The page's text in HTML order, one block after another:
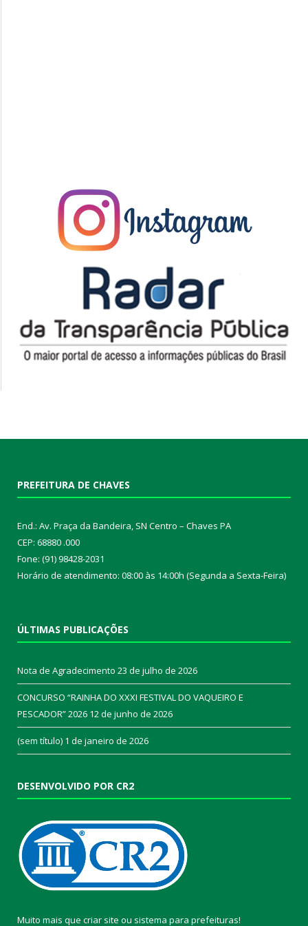
PREFEITURA DE CHAVES
End.: Av. Praça da Bandeira, SN Centro – Chaves PA
CEP: 68880 .000
Fone: (91) 98428-2031
Horário de atendimento: 08:00 às 14:00h (Segunda a Sexta-Feira)
ÚLTIMAS PUBLICAÇÕES
Nota de Agradecimento 23 de julho de 2026
CONCURSO “RAINHA DO XXXI FESTIVAL DO VAQUEIRO E
PESCADOR” 2026 12 de junho de 2026
(sem título) 1 de janeiro de 2026
DESENVOLVIDO POR CR2
Muito mais que criar site ou sistema para prefeituras!